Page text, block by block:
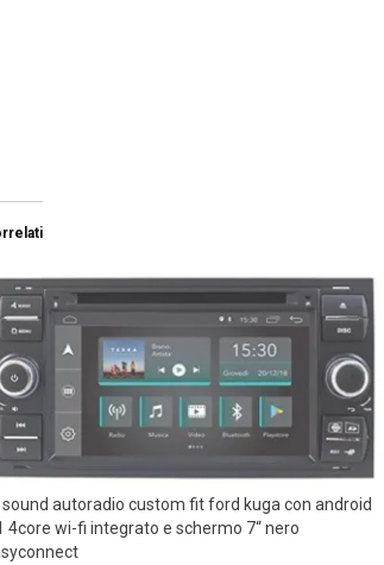
autoradio custom fit ford kuga con android
4core wi-fi integrato e schermo 7“ nero